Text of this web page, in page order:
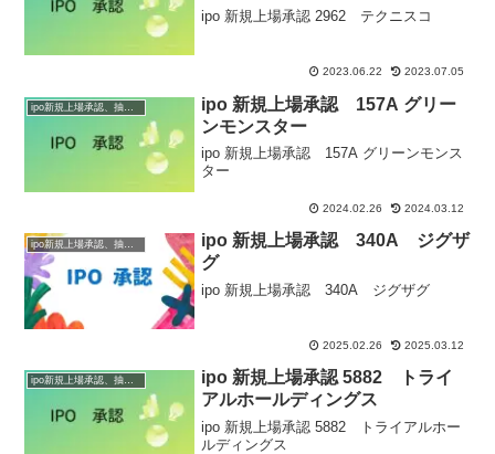
ipo 新規上場承認 2962 テクニスコ
2023.06.22 2023.07.05
ipo 新規上場承認 157A グリー
ンモンスター
ipo 新規上場承認 157A グリーンモンス
ター
2024.02.26 2024.03.12
ipo 新規上場承認 340A ジグザ
グ
ipo 新規上場承認 340A ジグザグ
2025.02.26 2025.03.12
ipo新規上場承認、抽選情報
ipo 新規上場承認 5882 トライ
アルホールディングス
ipo 新規上場承認 5882 トライアルホー
ルディングス